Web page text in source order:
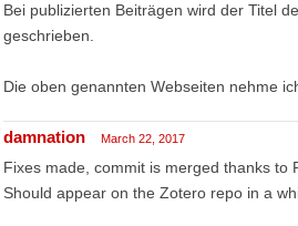
Bei publizierten Beiträgen wird der Titel
geschrieben.
Die oben genannten Webseiten nehme
damnation March 22, 2017
Fixes made, commit is merged thanks to
Should appear on the Zotero repo in a